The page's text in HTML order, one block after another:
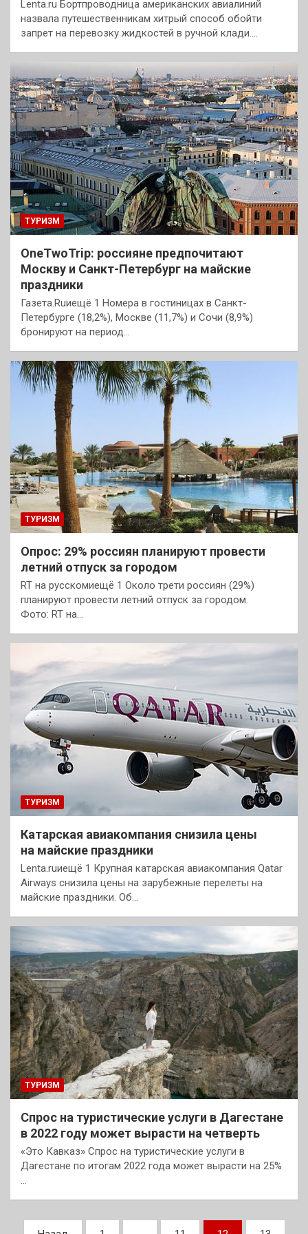
Lenta.ru Бортпроводница американских авиалиний
назвала путешественникам хитрый способ обойти
запрет на перевозку жидкостей в ручной клади.…
ТУРИЗМ
OneTwoTrip: россияне предпочитают
Москву и Санкт-Петербург на майские
праздники
Газета.Ruиещё 1 Номера в гостиницах в Санкт-
Петербурге (18,2%), Москве (11,7%) и Сочи (8,9%)
бронируют на период…
ТУРИЗМ
Опрос: 29% россиян планируют провести
летний отпуск за городом
RT на русскомиещё 1 Около трети россиян (29%)
планируют провести летний отпуск за городом.
Фото: RT на…
ТУРИЗМ
Катарская авиакомпания снизила цены
на майские праздники
Lenta.ruиещё 1 Крупная катарская авиакомпания Qatar
Airways снизила цены на зарубежные перелеты на
майские праздники. Об…
ТУРИЗМ
Спрос на туристические услуги в Дагестане
в 2022 году может вырасти на четверть
«Это Кавказ» Спрос на туристические услуги в
Дагестане по итогам 2022 года может вырасти на 25%
…